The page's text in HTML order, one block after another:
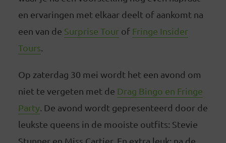
en ervaringen met elkaar deelt of aankomt na
een van de Surprise Tourof Fringe Insider
Tours
Op zaterdag 30 mei wordt het een avond om
niet te vergeten met de Drag Bingo en Fringe
Party. De avond wordt gepresenteerd door de
leukste queens in de mooiste outfits: Stevie
Stunner en Miss Cartier. En extra leuk: na de